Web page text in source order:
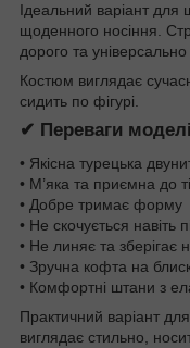
Ідеальний варіант для
щоденного носіння.
дорого та
Костюм виглядає
сидить по фігурі.
✔ Переваги
• Якісна турецька
• М’яка та приємна до
• Добре тримає форму
• Не скочується навіть
• Не линяє та зберігає
• Зручна кофта на
• Комфортні штани з
Практичний варіант
виглядає стильно,